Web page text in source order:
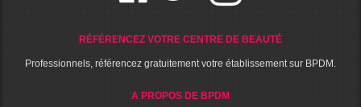
RÉFÉRENCEZ VOTRE CENTRE DE BEAUTÉ
Professionnels, référencez gratuitement votre établissement sur BPDM.
A PROPOS DE BPDM